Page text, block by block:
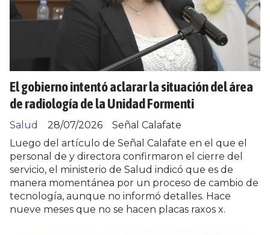
El gobierno intentó aclarar la situación del área
de radiología de la Unidad Formenti
Señal Calafate
Salud
28/07/2026
Luego del artículo de Señal Calafate en el que el
personal de y directora confirmaron el cierre del
servicio, el ministerio de Salud indicó que es de
manera momentánea por un proceso de cambio de
tecnología, aunque no informó detalles. Hace
nueve meses que no se hacen placas raxos x.